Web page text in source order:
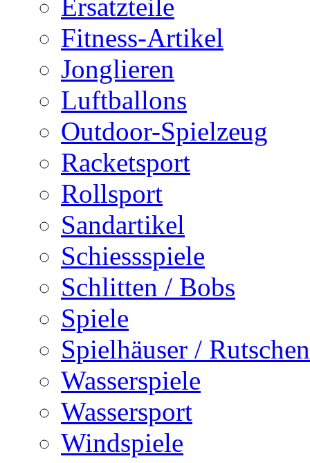
Ersatzteile
Fitness-Artikel
Jonglieren
Luftballons
Outdoor-Spielzeug
Racketsport
Rollsport
Sandartikel
Schiessspiele
Schlitten / Bobs
Spiele
Spielhäuser / Rutschen
Wasserspiele
Wassersport
Windspiele